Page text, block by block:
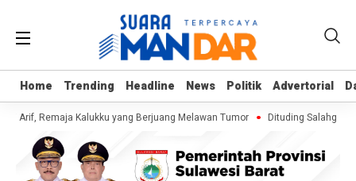
Home Trending Headline News Politik Advertorial
Home Trending Headline News Politik Advertorial
Arif, Remaja Kalukku yang Berjuang Melawan Tumor Dituding